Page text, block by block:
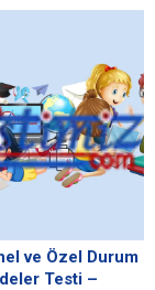
etkin
buraya...
ve Özel Durum
Testi –